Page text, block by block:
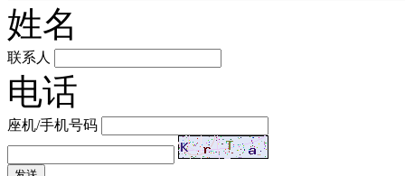
姓名
联系人
电话
座机/手机号码